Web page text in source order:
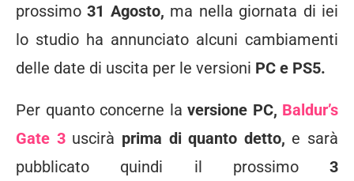
prossimo31 Agosto, ma nella giornata di iei
lo studio ha annunciato alcuni cambiamenti
delle date di uscita per le versioni PC e PS5.
Per quanto concerne la versione PC, Baldur’s
Gate 3uscirà prima di quanto detto, e sarà
pubblicato quindi il prossimo 3